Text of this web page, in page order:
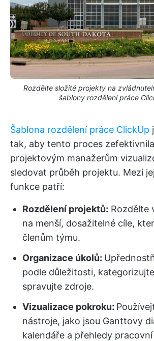
Rozdělte složité projekty na
šablony rozdělení práce
Šablona rozdělení práce ClickUp
tak, aby tento proces
projektovým manažerům
sledovat průběh projektu. Mezi
funkce patří:
Rozdělení projektů: Rozdělte
na menší, dosažitelné cíle,
členům týmu.
Organizace úkolů:
podle důležitosti,
spravujte zdroje.
Vizualizace pokroku:
nástroje, jako jsou Ganttovy
kalendáře a přehledy